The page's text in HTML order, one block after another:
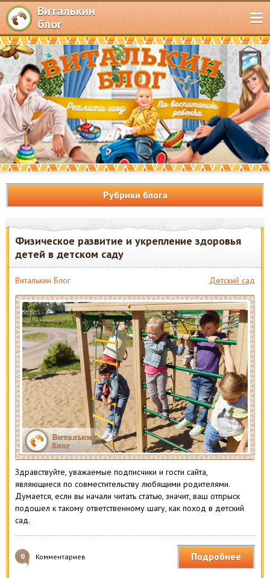
Виталькин
блог
Рубрики блога
Физическое развитие и укрепление здоровья
детей в детском саду
Виталькин Блог Детский сад
Здравствуйте, уважаемые подписчики и гости сайта,
являющиеся по совместительству любящими родителями.
Думается, если вы начали читать статью, значит, ваш отпрыск
подошел к такому ответственному шагу, как поход в детский
сад.
0 Комментариев Подробнее